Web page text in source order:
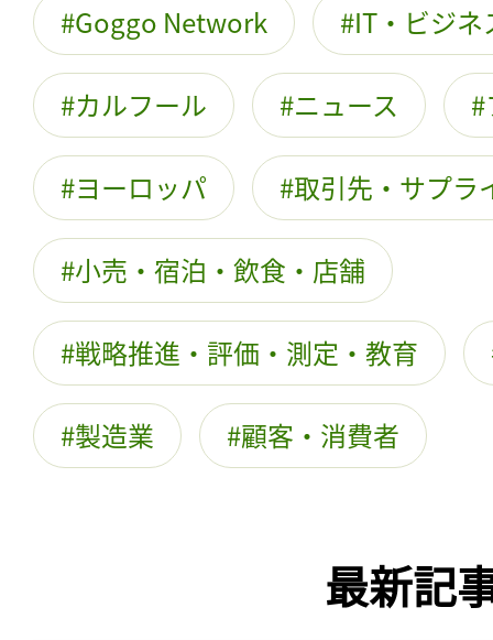
Goggo Network IT・ビジ
カルフール ニュース
ヨーロッパ 取引先・サプラ
小売・宿泊・飲食・店舗
戦略推進・評価・測定・教育
製造業 顧客・消費者
最新記